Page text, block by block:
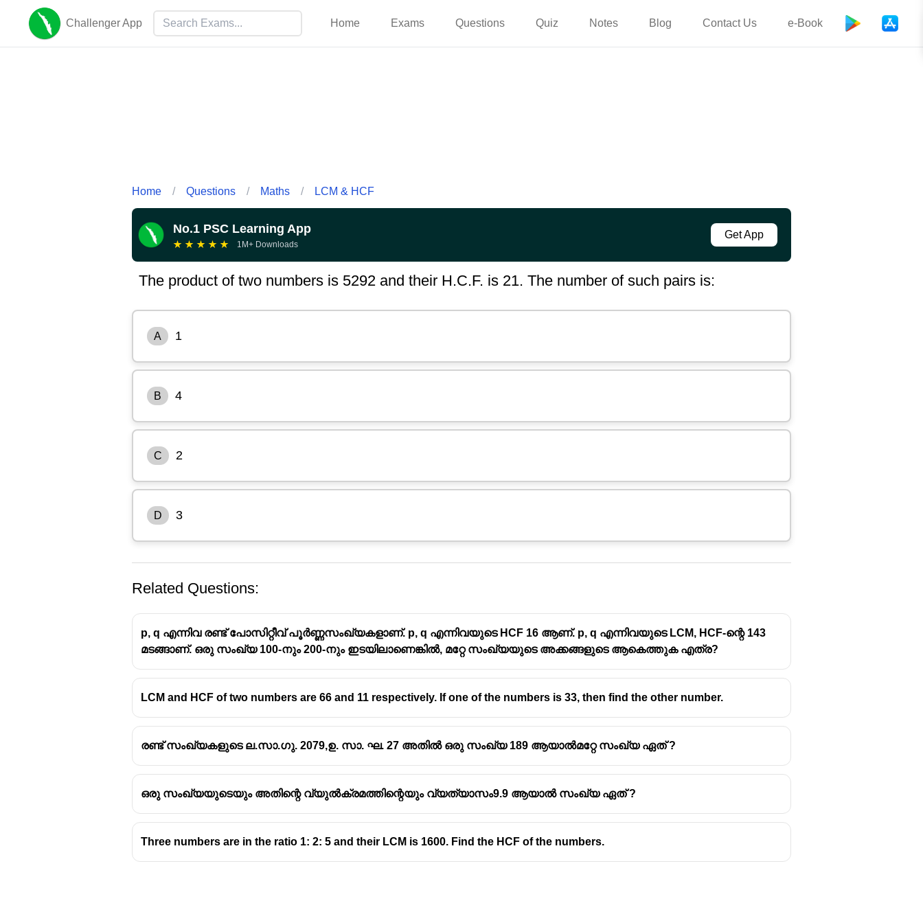
Challenger App Home Exams Questions Quiz Notes Blog Contact Us e-Book
Home / Questions / Maths / LCM & HCF
No.1 PSC Learning App
★ ★ ★ ★ ★ 1M+ Downloads
Get App
The product of two numbers is 5292 and their H.C.F. is 21. The number of such pairs is:
A 1
B 4
C 2
D 3
21a\times21b
21 × 21
441ab = 5292
ab =
{441}
ab = 441
5292
factor pairs of 12:
(1,12),(2,6),(3,4)
valid pairs are (1,12),(3,4)
Related Questions:
p, q എന്നിവ രണ്ട് പോസിറ്റീവ് പൂർണ്ണസംഖ്യകളാണ്. p, q എന്നിവയുടെ HCF 16 ആണ്. p, q എന്നിവയുടെ LCM, HCF-ന്റെ 143
മടങ്ങാണ്. ഒരു സംഖ്യ 100-നും 200-നും ഇടയിലാണെങ്കിൽ, മറ്റേ സംഖ്യയുടെ അക്കങ്ങളുടെ ആകെത്തുക എത്ര?
LCM and HCF of two numbers are 66 and 11 respectively. If one of the numbers is 33, then find the other number.
രണ്ട് സംഖ്യകളുടെ ല.സാ.ഗു. 2079,ഉ. സാ. ഘ. 27 അതിൽ ഒരു സംഖ്യ 189 ആയാൽമറ്റേ സംഖ്യ ഏത് ?
ഒരു സംഖ്യയുടെയും അതിന്റെ വ്യുൽക്രമത്തിന്റെയും വ്യത്യാസം9.9 ആയാൽ സംഖ്യ ഏത് ?
Three numbers are in the ratio 1: 2: 5 and their LCM is 1600. Find the HCF of the numbers.